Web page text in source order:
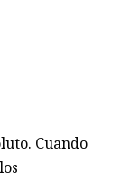
Cuando